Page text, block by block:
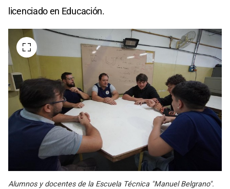
licenciado en Educación.
Alumnos y docentes de la Escuela Técnica "Manuel Belgrano".